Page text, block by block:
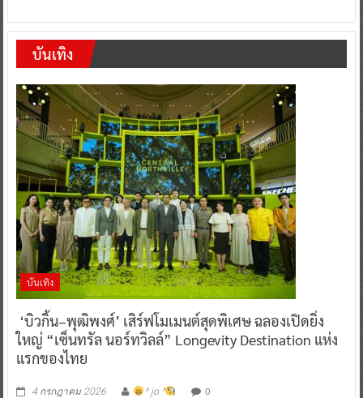
บันเทิง
บันเทิง
‘บิวกิ้น–พุฒิพงศ์’ เสิร์ฟโมเมนต์สุดพิเศษ ฉลองเปิดยิ่ง
ใหญ่ “เซ็นทรัล นอร์ทวิลล์” Longevity Destination แห่ง
แรกของไทย
4 กรกฎาคม 2026 ^ jo ^ 0